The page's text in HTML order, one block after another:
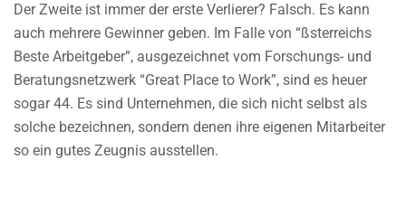
Der Zweite ist immer der erste Verlierer? Falsch. Es kann
auch mehrere Gewinner geben. Im Falle von “ßsterreichs
Beste Arbeitgeber”, ausgezeichnet vom Forschungs- und
Beratungsnetzwerk “Great Place to Work”, sind es heuer
sogar 44. Es sind Unternehmen, die sich nicht selbst als
solche bezeichnen, sondern denen ihre eigenen Mitarbeiter
so ein gutes Zeugnis ausstellen.